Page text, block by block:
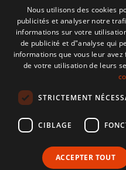
Nous utilisons des cookies
publicités et analyser notre
informations sur votre
de publicité et d"analyse qui
informations que vous leur
de votre utilisation de leurs
STRICTEMENT
CIBLAGE
ACCEPTER TOUT